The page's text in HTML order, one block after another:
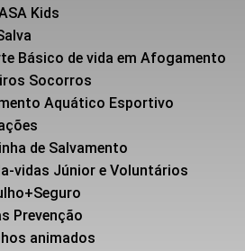
Kids
Básico de vida em Afogamento
Socorros
Aquático Esportivo
de Salvamento
vidas Júnior e Voluntários
Prevenção
animados